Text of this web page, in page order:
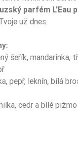
parfém L'Eau
už dnes.
šeřík, mandarinka,
pepř, leknín, bílá
cedr a bílé pižmo
biała